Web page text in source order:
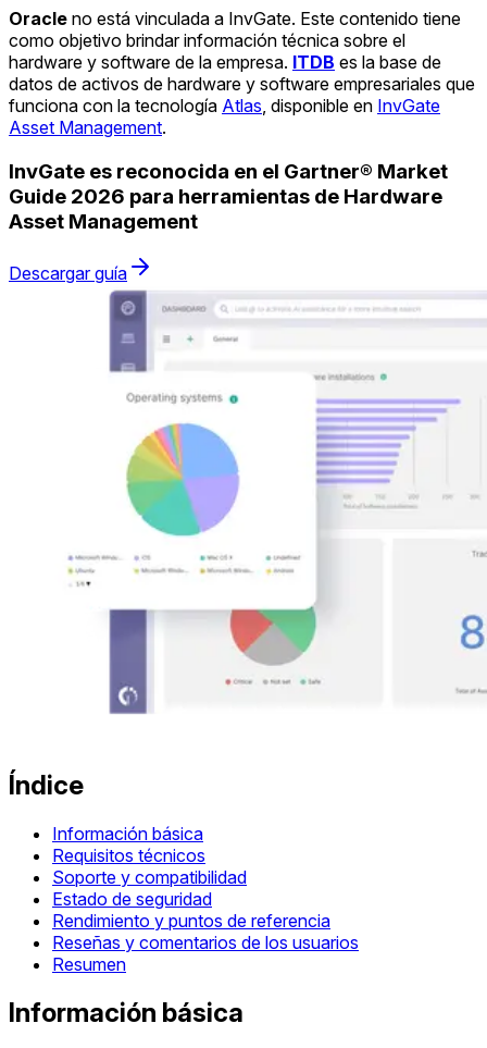
Oracle no está vinculada a InvGate. Este contenido tiene
como objetivo brindar información técnica sobre el
hardware y software de la empresa. ITDB es la base de
datos de activos de hardware y software empresariales que
funciona con la tecnología Atlas , disponible en InvGate
Asset Management.
InvGate es reconocida en el Gartner® Market
Guide 2026 para herramientas de Hardware
Asset Management
Descargar guía
Índice
Información básica
Requisitos técnicos
Soporte y compatibilidad
Estado de seguridad
Rendimiento y puntos de referencia
Reseñas y comentarios de los usuarios
Resumen
Información básica